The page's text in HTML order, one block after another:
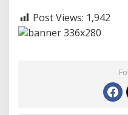
Post Views: 1,942